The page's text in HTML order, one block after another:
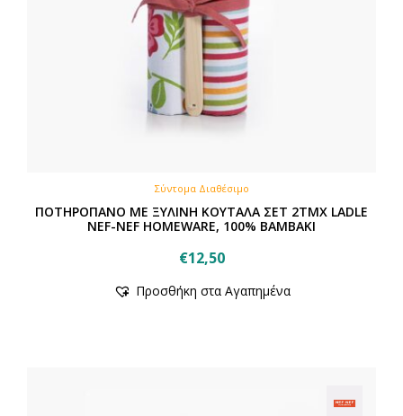
Σύντομα Διαθέσιμο
ΠΟΤΗΡΟΠΑΝΟ ΜΕ ΞΥΛΙΝΗ ΚΟΥΤΑΛΑ ΣΕΤ 2ΤΜΧ LADLE
NEF-NEF HOMEWARE, 100% BAMBAKI
€12,50
Προσθήκη στα Αγαπημένα